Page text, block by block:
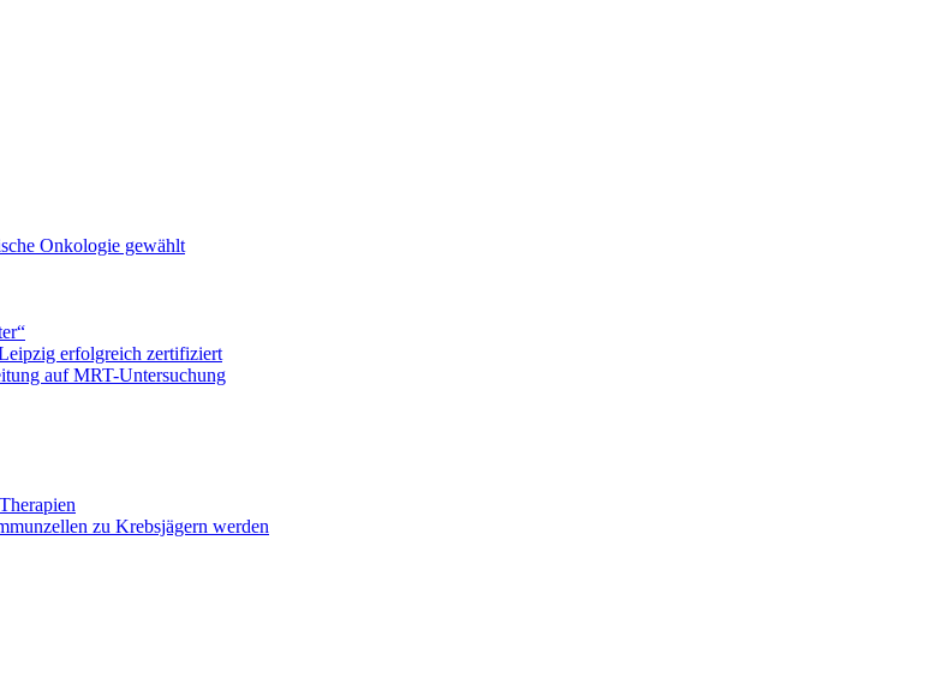
Onkologie gewählt
erfolgreich zertifiziert
auf MRT-Untersuchung
zu Krebsjägern werden